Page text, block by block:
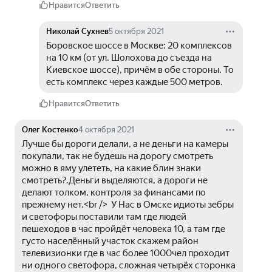
НравитсяОтветить
Николай Сухнев5 октября 2021
Боровское шоссе в Москве: 20 комплексов
на 10 км (от ул. Шолохова до съезда на
Киевское шоссе), причём в обе стороны. То
есть комплекс через каждые 500 метров.
НравитсяОтветить
Олег Костенко4 октября 2021
Лучше бы дороги делали, а не деньги на камеры
покупали, так не будешь на дорогу смотреть
можно в яму улететь, на какие блин знаки
смотреть?.Деньги выделяются, а дороги не
делают толком, контроля за финансами по
прежнему нет.<br />  У Нас в Омске идиоты зебры
и светофоры поставили там где людей
пешеходов в час пройдёт человека 10, а там где
густо населённый участок скажем район
телевизионки где в час более 1000чел проходит
ни одного светофора, сложная четырёх сторонка